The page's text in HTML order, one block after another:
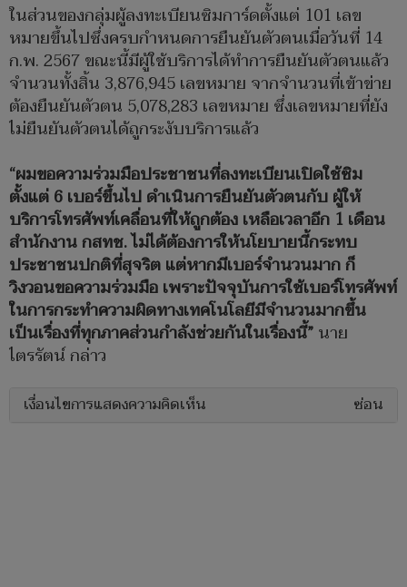
ในส่วนของกลุ่มผู้ลงทะเบียนซิมการ์ดตั้งแต่ 101 เลข
หมายขึ้นไปซึ่งครบกำหนดการยืนยันตัวตนเมื่อวันที่ 14
ก.พ. 2567 ขณะนี้มีผู้ใช้บริการได้ทำการยืนยันตัวตนแล้ว
จำนวนทั้งสิ้น 3,876,945 เลขหมาย จากจำนวนที่เข้าข่าย
ต้องยืนยันตัวตน 5,078,283 เลขหมาย ซึ่งเลขหมายที่ยัง
ไม่ยืนยันตัวตนได้ถูกระงับบริการแล้ว
“ผมขอความร่วมมือประชาชนที่ลงทะเบียนเปิดใช้ซิม
ตั้งแต่ 6 เบอร์ขึ้นไป ดำเนินการยืนยันตัวตนกับ ผู้ให้
บริการโทรศัพท์เคลื่อนที่ให้ถูกต้อง เหลือเวลาอีก 1 เดือน
สำนักงาน กสทช. ไม่ได้ต้องการให้นโยบายนี้กระทบ
ประชาชนปกติที่สุจริต แต่หากมีเบอร์จำนวนมาก ก็
วิงวอนขอความร่วมมือ เพราะปัจจุบันการใช้เบอร์โทรศัพท์
ในการกระทำความผิดทางเทคโนโลยีมีจำนวนมากขึ้น
เป็นเรื่องที่ทุกภาคส่วนกำลังช่วยกันในเรื่องนี้”นาย
ไตรรัตน์ กล่าว
เงื่อนไขการแสดงความคิดเห็น ซ่อน